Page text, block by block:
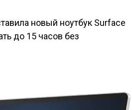
новый ноутбук Surface
до 15 часов без